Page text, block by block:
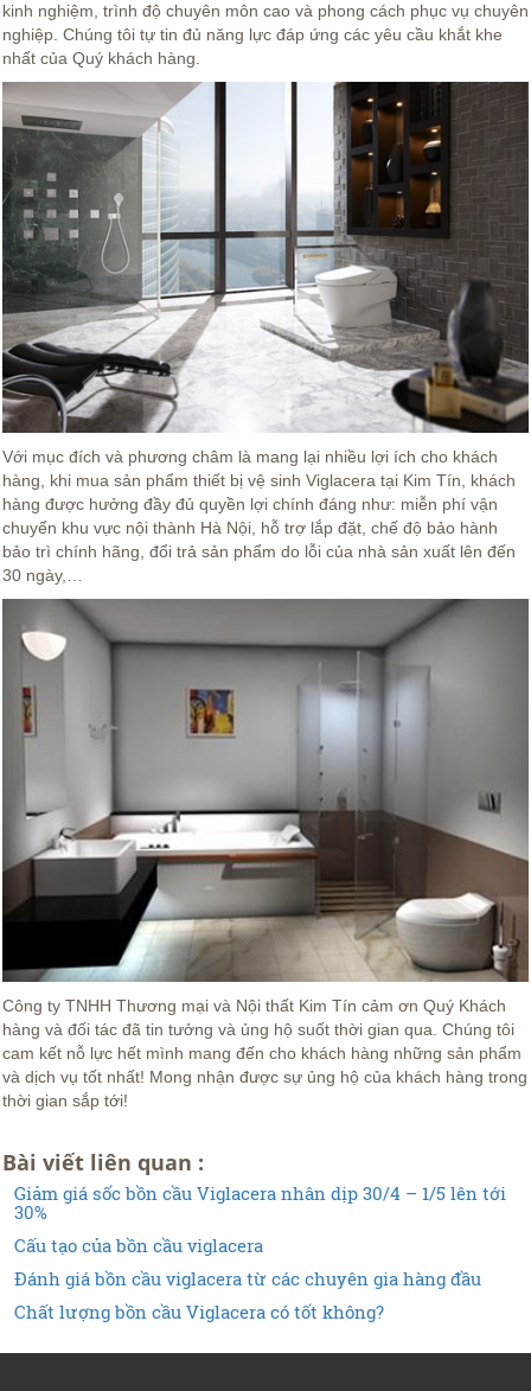
kinh nghiệm, trình độ chuyên môn cao và phong cách phục vụ chuyên
nghiệp. Chúng tôi tự tin đủ năng lực đáp ứng các yêu cầu khắt khe
nhất của Quý khách hàng.
Với mục đích và phương châm là mang lại nhiều lợi ích cho khách
hàng, khi mua sản phẩm thiết bị vệ sinh Viglacera tại Kim Tín, khách
hàng được hưởng đầy đủ quyền lợi chính đáng như: miễn phí vận
chuyển khu vực nội thành Hà Nội, hỗ trợ lắp đặt, chế độ bảo hành
bảo trì chính hãng, đổi trả sản phẩm do lỗi của nhà sản xuất lên đến
30 ngày,…
Công ty TNHH Thương mại và Nội thất Kim Tín cảm ơn Quý Khách
hàng và đối tác đã tin tưởng và ủng hộ suốt thời gian qua. Chúng tôi
cam kết nỗ lực hết mình mang đến cho khách hàng những sản phẩm
và dịch vụ tốt nhất! Mong nhận được sự ủng hộ của khách hàng trong
thời gian sắp tới!
Bài viết liên quan :
Giảm giá sốc bồn cầu Viglacera nhân dịp 30/4 – 1/5 lên tới
30%
Cấu tạo của bồn cầu viglacera
Đánh giá bồn cầu viglacera từ các chuyên gia hàng đầu
Chất lượng bồn cầu Viglacera có tốt không?